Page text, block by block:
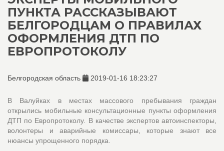
ПУНКТА РАССКАЗЫВАЮТ
БЕЛГОРОДЦАМ О ПРАВИЛАХ
ОФОРМЛЕНИЯ ДТП ПО
ЕВРОПРОТОКОЛУ
Белгородская область 2019-01-16 18:23:27
В Валуйках в местах массового пребывания граждан
открылись мобильные консультационные пункты оформления
ДТП по Европротоколу. В качестве экспертов автоинспекторы,
волонтеры и аварийные комиссары, которые знают все
нюансы упрощенного порядка.